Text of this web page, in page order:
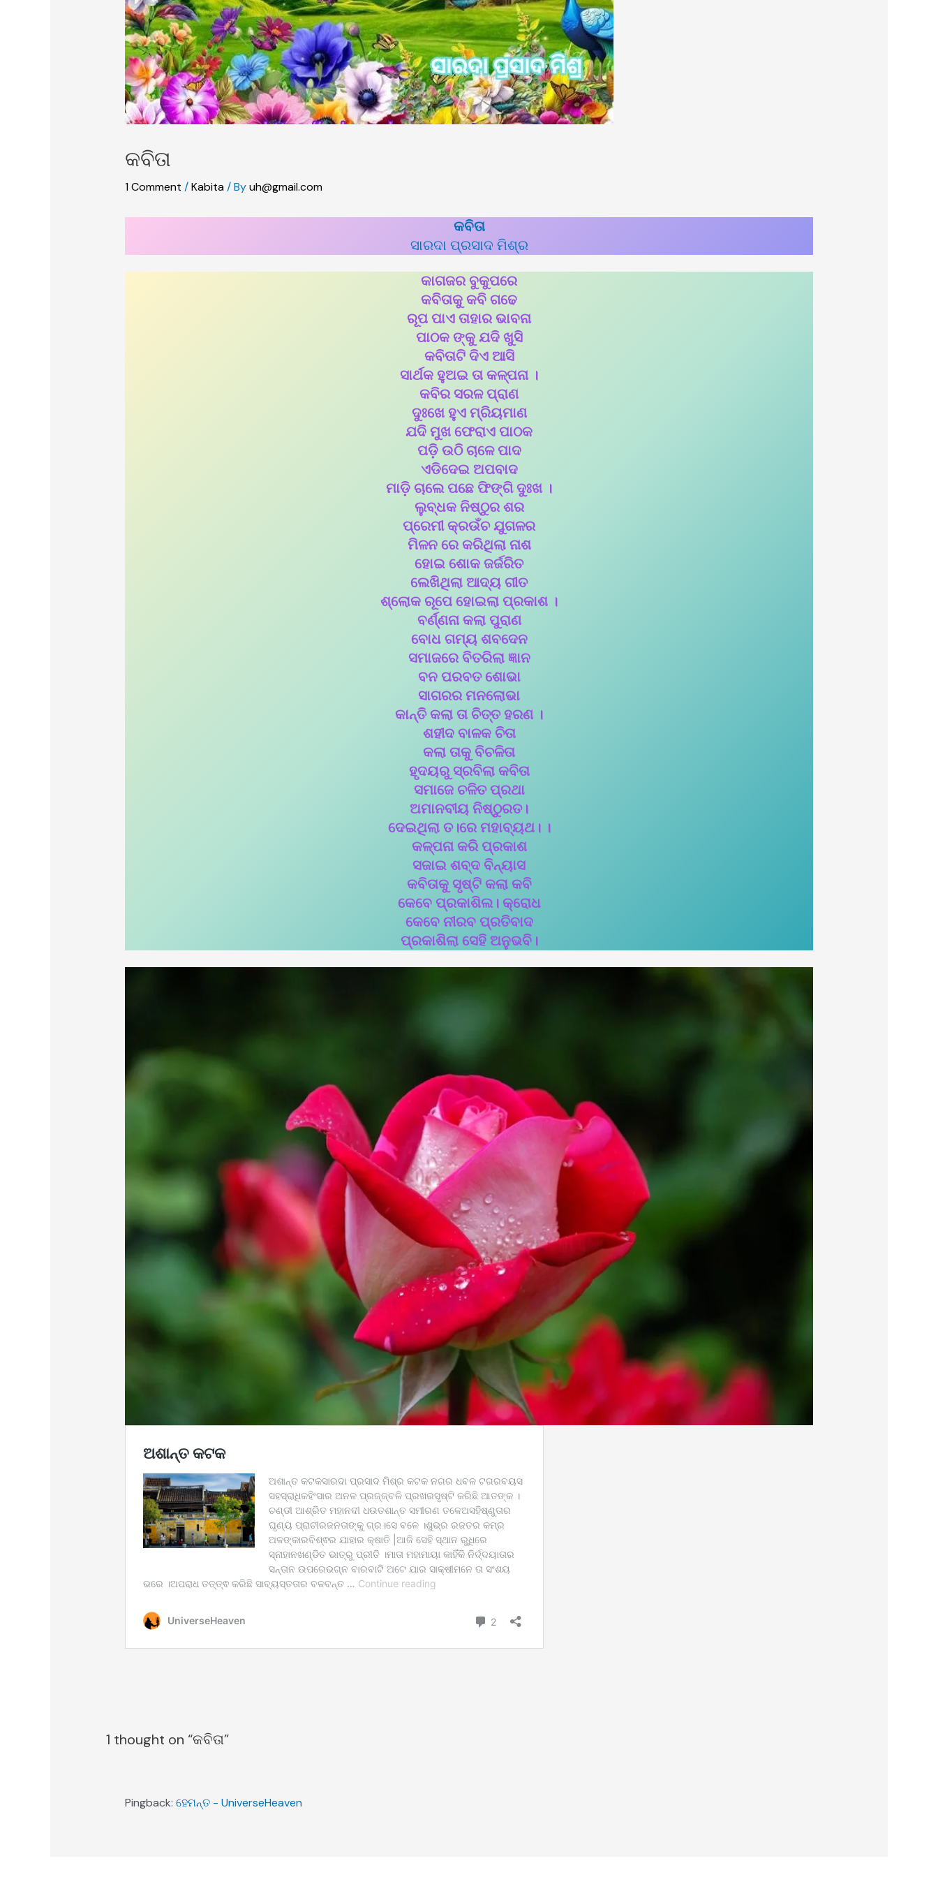
କବିତା
1 Comment /Kabita / Byuh@gmail.com
କବିତା
ସାରଦା ପ୍ରସାଦ ମିଶ୍ର
କାଗଜର ବୁକୁପରେ
କବିତାକୁ କବି ଗଢେ
ରୂପ ପାଏ ତାହାର ଭାବନା
ପାଠକ ଙ୍କୁ ଯଦି ଖୁସି
କବିତାଟି ଦିଏ ଆସି
ସାର୍ଥକ ହୁଅଇ ତା କଳ୍ପନା ।
କବିର ସରଳ ପ୍ରାଣ
ଦୁଃଖେ ହୁଏ ମ୍ରିୟମାଣ
ଯଦି ମୁଖ ଫେରାଏ ପାଠକ
ପଡ଼ି ଉଠି ଚାଳେ ପାଦ
ଏଡିଦେଇ ଅପବାଦ
ମାଡ଼ି ଚାଲେ ପଛେ ଫିଙ୍ଗି ଦୁଃଖ ।
ଲୁବ୍ଧକ ନିଷ୍ଠୁର ଶର
ପ୍ରେମୀ କ୍ରଉଁଚ ଯୁଗଳର
ମିଳନ ରେ କରିଥିଲା ନାଶ
ହୋଇ ଶୋକ ଜର୍ଜରିତ
ଲେଖିଥିଲା ଆଦ୍ୟ ଗୀତ
ଶ୍ଲୋକ ରୂପେ ହୋଇଲା ପ୍ରକାଶ ।
ବର୍ଣ୍ଣନା କଲା ପୁରାଣ
ବୋଧ ଗମ୍ୟ ଶବଦେନ
ସମାଜରେ ବିତରିଲା ଜ୍ଞାନ
ବନ ପରବତ ଶୋଭା
ସାଗରର ମନଲୋଭା
କାନ୍ତି କଲା ତା ଚିତ୍ତ ହରଣ ।
ଶହୀଦ ବାଳକ ଚିତା
କଲା ତାକୁ ବିଚଳିତା
ହୃଦୟରୁ ସ୍ରବିଲା କବିତା
ସମାଜେ ଚଳିତ ପ୍ରଥା
ଅମାନବୀୟ ନିଷ୍ଠୁରତ।
ଦେଇଥିଲା ତ।ରେ ମହାବ୍ୟଥ। ।
କଳ୍ପନା କରି ପ୍ରକାଶ
ସଜାଇ ଶବ୍ଦ ବିନ୍ୟାସ
କବିତାକୁ ସୃଷ୍ଟି କଲା କବି
କେବେ ପ୍ରକାଶିଲ। କ୍ରୋଧ
କେବେ ନୀରବ ପ୍ରତିବାଦ
ପ୍ରକାଶିଲା ସେହି ଅନୁଭବି।
1 thought on “କବିତା”
Pingback: ହେମନ୍ତ - UniverseHeaven